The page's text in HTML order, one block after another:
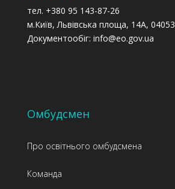
тел. +380 95 143-87-26
м.Київ, Львівська площа, 14А, 04053
Документообіг: info@eo.gov.ua
Омбудсмен
Про освітнього омбудсмена
Команда